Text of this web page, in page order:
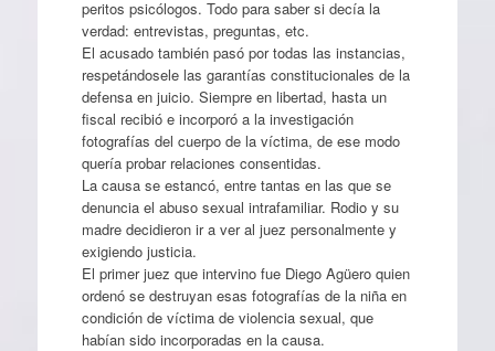
peritos psicólogos. Todo para saber si decía la
verdad: entrevistas, preguntas, etc.
El acusado también pasó por todas las instancias,
respetándosele las garantías constitucionales de la
defensa en juicio. Siempre en libertad, hasta un
fiscal recibió e incorporó a la investigación
fotografías del cuerpo de la víctima, de ese modo
quería probar relaciones consentidas.
La causa se estancó, entre tantas en las que se
denuncia el abuso sexual intrafamiliar. Rodio y su
madre decidieron ir a ver al juez personalmente y
exigiendo justicia.
El primer juez que intervino fue Diego Agüero quien
ordenó se destruyan esas fotografías de la niña en
condición de víctima de violencia sexual, que
habían sido incorporadas en la causa.